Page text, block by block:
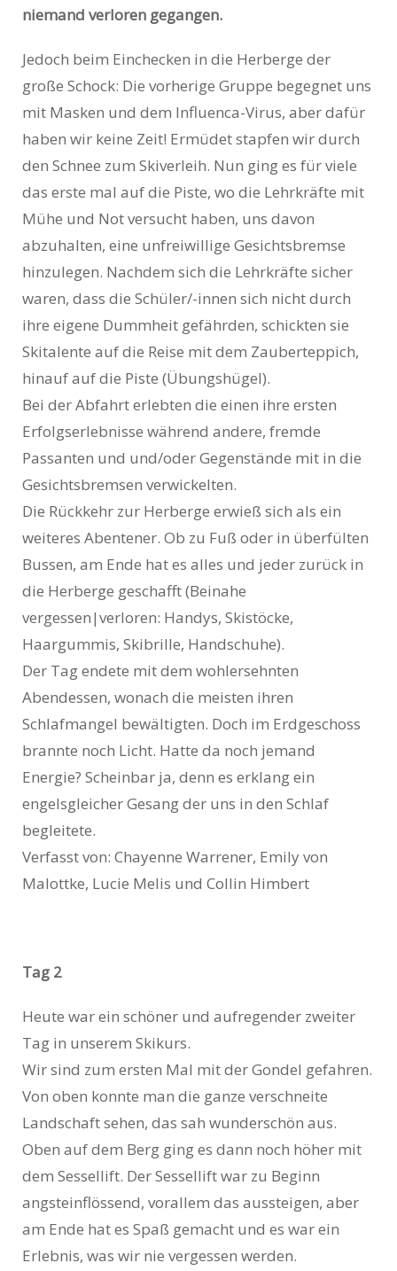
niemand verloren gegangen.
Jedoch beim Einchecken in die Herberge der
große Schock: Die vorherige Gruppe begegnet uns
mit Masken und dem Influenca-Virus, aber dafür
haben wir keine Zeit! Ermüdet stapfen wir durch
den Schnee zum Skiverleih. Nun ging es für viele
das erste mal auf die Piste, wo die Lehrkräfte mit
Mühe und Not versucht haben, uns davon
abzuhalten, eine unfreiwillige Gesichtsbremse
hinzulegen. Nachdem sich die Lehrkräfte sicher
waren, dass die Schüler/-innen sich nicht durch
ihre eigene Dummheit gefährden, schickten sie
Skitalente auf die Reise mit dem Zauberteppich,
hinauf auf die Piste (Übungshügel).
Bei der Abfahrt erlebten die einen ihre ersten
Erfolgserlebnisse während andere, fremde
Passanten und und/oder Gegenstände mit in die
Gesichtsbremsen verwickelten.
Die Rückkehr zur Herberge erwieß sich als ein
weiteres Abentener. Ob zu Fuß oder in überfülten
Bussen, am Ende hat es alles und jeder zurück in
die Herberge geschafft (Beinahe
vergessen|verloren: Handys, Skistöcke,
Haargummis, Skibrille, Handschuhe).
Der Tag endete mit dem wohlersehnten
Abendessen, wonach die meisten ihren
Schlafmangel bewältigten. Doch im Erdgeschoss
brannte noch Licht. Hatte da noch jemand
Energie? Scheinbar ja, denn es erklang ein
engelsgleicher Gesang der uns in den Schlaf
begleitete.
Verfasst von: Chayenne Warrener, Emily von
Malottke, Lucie Melis und Collin Himbert
Tag 2
Heute war ein schöner und aufregender zweiter
Tag in unserem Skikurs.
Wir sind zum ersten Mal mit der Gondel gefahren.
Von oben konnte man die ganze verschneite
Landschaft sehen, das sah wunderschön aus.
Oben auf dem Berg ging es dann noch höher mit
dem Sessellift. Der Sessellift war zu Beginn
angsteinflössend, vorallem das aussteigen, aber
am Ende hat es Spaß gemacht und es war ein
Erlebnis, was wir nie vergessen werden.